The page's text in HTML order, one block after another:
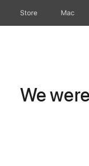
Store Mac
We